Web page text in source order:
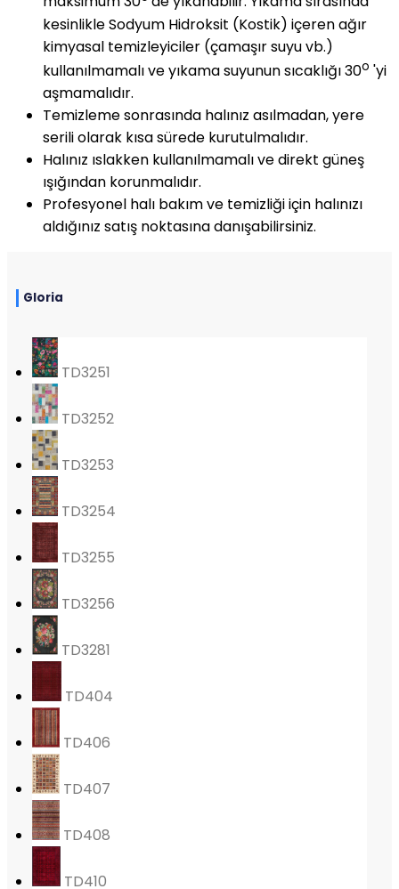
kesinlikle Sodyum Hidroksit (Kostik) içeren ağır
kimyasal temizleyiciler (çamaşır suyu vb.)
kullanılmamalı ve yıkama suyunun sıcaklığı 30o 'yi
aşmamalıdır.
Temizleme sonrasında halınız asılmadan, yere
serili olarak kısa sürede kurutulmalıdır.
Halınız ıslakken kullanılmamalı ve direkt güneş
ışığından korunmalıdır.
Profesyonel halı bakım ve temizliği için halınızı
aldığınız satış noktasına danışabilirsiniz.
Gloria
TD3251
TD3252
TD3253
TD3254
TD3255
TD3256
TD3281
TD404
TD406
TD407
TD408
TD410